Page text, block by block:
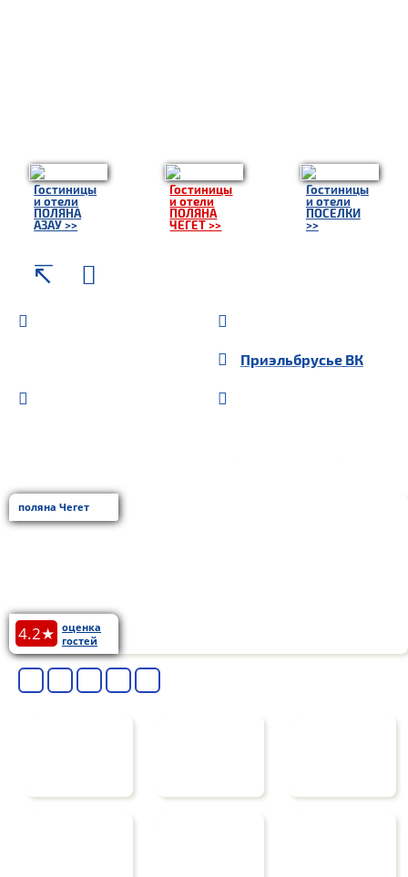
Гостиницы
и отели
ПОЛЯНА
АЗАУ >>
Гостиницы
и отели
ПОЛЯНА
ЧЕГЕТ >>
Гостиницы
и отели
ПОСЕЛКИ
>>
Приэльбрусье ВК
поляна Чегет
4.2★ оценка
гостей